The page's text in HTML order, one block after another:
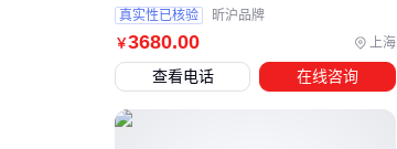
￥3680.00 上海
反应性的测定 GB 5085.5-2007危险废物
鉴别标准 反应性鉴别
真实性已核验 昕沪品牌
查看电话 在线咨询